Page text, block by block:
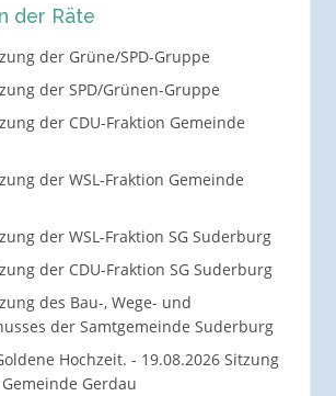
der Räte
der Grüne/SPD-Gruppe
der SPD/Grünen-Gruppe
der CDU-Fraktion Gemeinde
der WSL-Fraktion Gemeinde
der WSL-Fraktion SG Suderburg
der CDU-Fraktion SG Suderburg
des Bau-, Wege- und
der Samtgemeinde Suderburg
Hochzeit. - 19.08.2026 Sitzung
Gerdau